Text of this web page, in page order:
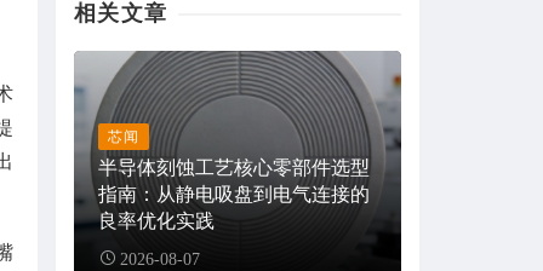
相关文章
芯闻
半导体刻蚀工艺核心零部件选型
指南：从静电吸盘到电气连接的
良率优化实践
2026-08-07